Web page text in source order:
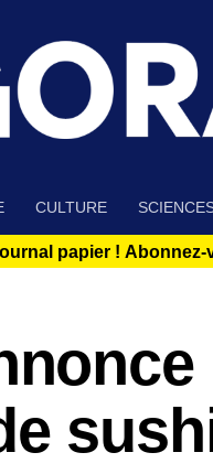
CULTURE
papier ! Abonnez-